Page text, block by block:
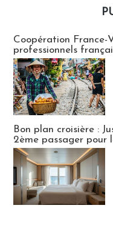
Coopération France-
professionnels
Bon plan croisière :
2ème passager pour